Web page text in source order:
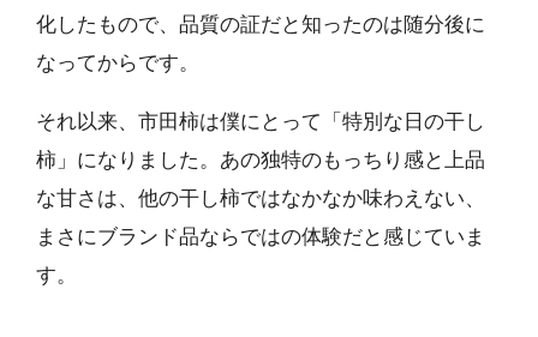
化したもので、品質の証だと知ったのは随分後に
なってからです。
それ以来、市田柿は僕にとって「特別な日の干し
柿」になりました。あの独特のもっちり感と上品
な甘さは、他の干し柿ではなかなか味わえない、
まさにブランド品ならではの体験だと感じていま
す。